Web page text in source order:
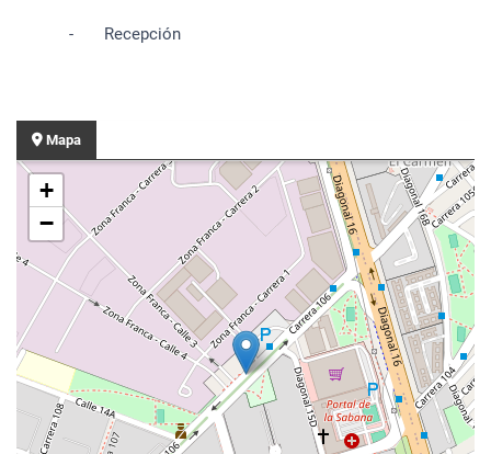
- Recepción
Mapa
+
−